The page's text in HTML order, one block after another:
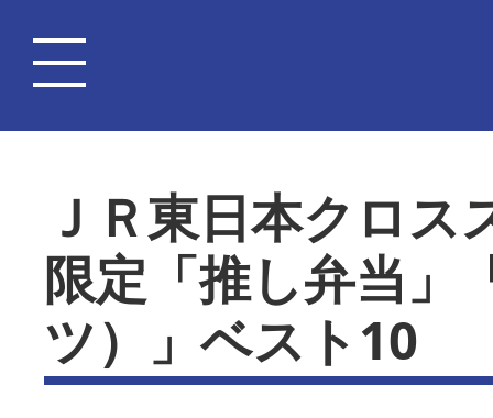
ＪＲ東日本クロ
限定「推し弁当」
ツ）」ベスト10